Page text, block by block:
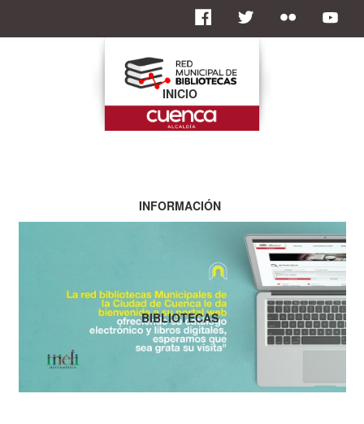
INICIO
INFORMACIÓN
BIBLIOTECAS